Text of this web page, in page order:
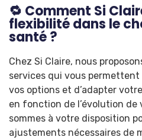
🔁 Comment Si
flexibilité dans le
santé ?
Chez Si Claire, nous
services qui vous permettent
vos options et d’adapter
en fonction de l’évolution de
sommes à votre disposition
ajustements nécessaires de